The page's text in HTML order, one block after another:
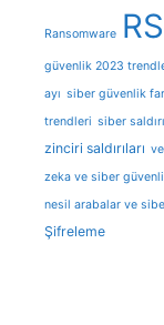
Ransomware
güvenlik 2023
ayı siber güvenlik
trendleri siber
zinciri saldırıları
zeka ve siber
nesil arabalar ve
Şifreleme